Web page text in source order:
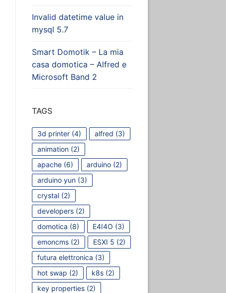
Invalid datetime value in
mysql 5.7
Smart Domotik – La mia
casa domotica – Alfred e
Microsoft Band 2
TAGS
3d printer(4) alfred (3)
animation(2)
apache(6) arduino(2)
arduino yun(3)
crystal(2)
developers(2)
domotica (8) E4I4O (3)
emoncms(2) ESXI 5 (2)
futura elettronica (3)
hot swap (2) k8s(2)
key properties(2)